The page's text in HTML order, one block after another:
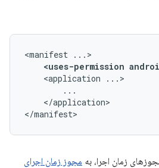
<manifest
<uses-permission
<application
</application>
</manifest>
زمان اجرا، به مجوز زمان اجرای